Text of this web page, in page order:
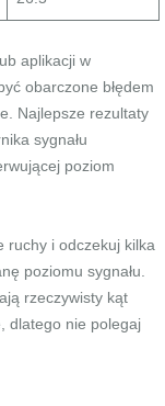
aplikacji w
obarczone błędem
Najlepsze rezultaty
sygnału
poziom
ruchy i odczekuj kilka
poziomu sygnału.
rzeczywisty kąt
dlatego nie polegaj